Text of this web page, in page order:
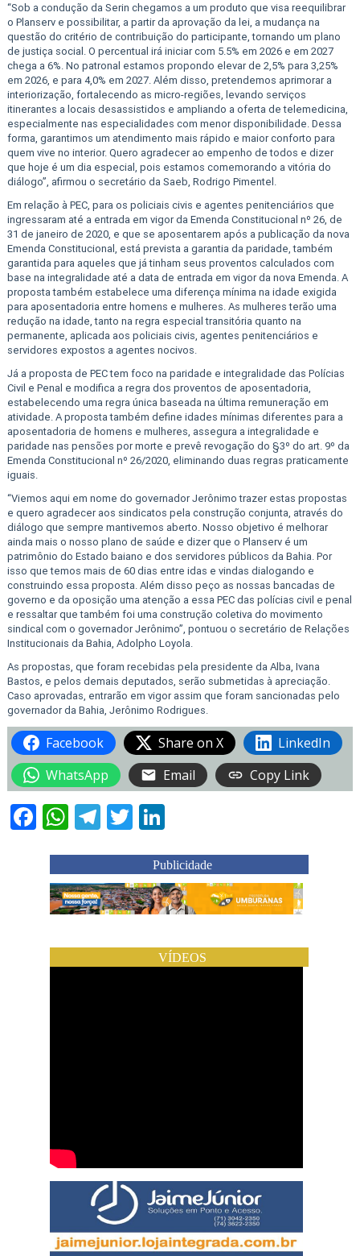
“Sob a condução da Serin chegamos a um produto que visa reequilibrar
o Planserv e possibilitar, a partir da aprovação da lei, a mudança na
questão do critério de contribuição do participante, tornando um plano
de justiça social. O percentual irá iniciar com 5.5% em 2026 e em 2027
chega a 6%. No patronal estamos propondo elevar de 2,5% para 3,25%
em 2026, e para 4,0% em 2027. Além disso, pretendemos aprimorar a
interiorização, fortalecendo as micro-regiões, levando serviços
itinerantes a locais desassistidos e ampliando a oferta de telemedicina,
especialmente nas especialidades com menor disponibilidade. Dessa
forma, garantimos um atendimento mais rápido e maior conforto para
quem vive no interior. Quero agradecer ao empenho de todos e dizer
que hoje é um dia especial, pois estamos comemorando a vitória do
diálogo”, afirmou o secretário da Saeb, Rodrigo Pimentel.
Em relação à PEC, para os policiais civis e agentes penitenciários que
ingressaram até a entrada em vigor da Emenda Constitucional nº 26, de
31 de janeiro de 2020, e que se aposentarem após a publicação da nova
Emenda Constitucional, está prevista a garantia da paridade, também
garantida para aqueles que já tinham seus proventos calculados com
base na integralidade até a data de entrada em vigor da nova Emenda. A
proposta também estabelece uma diferença mínima na idade exigida
para aposentadoria entre homens e mulheres. As mulheres terão uma
redução na idade, tanto na regra especial transitória quanto na
permanente, aplicada aos policiais civis, agentes penitenciários e
servidores expostos a agentes nocivos.
Já a proposta de PEC tem foco na paridade e integralidade das Polícias
Civil e Penal e modifica a regra dos proventos de aposentadoria,
estabelecendo uma regra única baseada na última remuneração em
atividade. A proposta também define idades mínimas diferentes para a
aposentadoria de homens e mulheres, assegura a integralidade e
paridade nas pensões por morte e prevê revogação do §3º do art. 9º da
Emenda Constitucional nº 26/2020, eliminando duas regras praticamente
iguais.
“Viemos aqui em nome do governador Jerônimo trazer estas propostas
e quero agradecer aos sindicatos pela construção conjunta, através do
diálogo que sempre mantivemos aberto. Nosso objetivo é melhorar
ainda mais o nosso plano de saúde e dizer que o Planserv é um
patrimônio do Estado baiano e dos servidores públicos da Bahia. Por
isso que temos mais de 60 dias entre idas e vindas dialogando e
construindo essa proposta. Além disso peço as nossas bancadas de
governo e da oposição uma atenção a essa PEC das polícias civil e penal
e ressaltar que também foi uma construção coletiva do movimento
sindical com o governador Jerônimo”, pontuou o secretário de Relações
Institucionais da Bahia, Adolpho Loyola.
As propostas, que foram recebidas pela presidente da Alba, Ivana
Bastos, e pelos demais deputados, serão submetidas à apreciação.
Caso aprovadas, entrarão em vigor assim que foram sancionadas pelo
governador da Bahia, Jerônimo Rodrigues.
Facebook Share on X
LinkedIn
WhatsApp
Email Copy Link
Facebook
WhatsApp
Telegram
Twitter
LinkedIn
Publicidade
VÍDEOS